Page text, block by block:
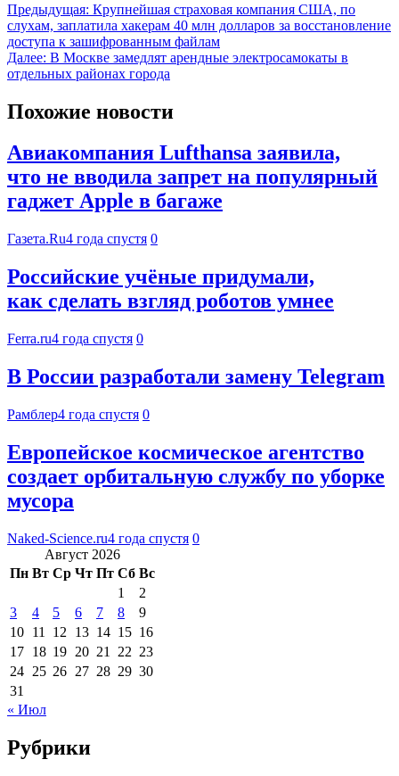
Предыдущая: Крупнейшая страховая компания США, по
слухам, заплатила хакерам 40 млн долларов за восстановление
доступа к зашифрованным файлам
Далее: В Москве замедлят арендные электросамокаты в
отдельных районах города
Похожие новости
Авиакомпания Lufthansa заявила,
что не вводила запрет на популярный
гаджет Apple в багаже
Газета.Ru4 года спустя 0
Российские учёные придумали,
как сделать взгляд роботов умнее
Ferra.ru4 года спустя 0
В России разработали замену Telegram
Рамблер4 года спустя 0
Европейское космическое агентство
создает орбитальную службу по уборке
мусора
Naked-Science.ru4 года спустя 0
Август 2026
Пн Вт Ср Чт Пт Сб Вс
1
2
3
4 5 6 7 8
9
10 11 12 13 14 15 16
17 18 19 20 21 22 23
24 25 26 27 28 29 30
31
« Июл
Рубрики